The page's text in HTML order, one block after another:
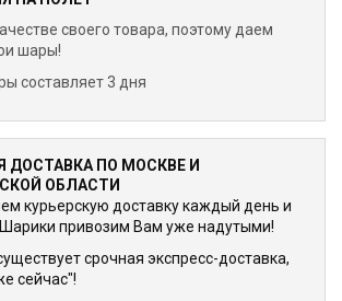
своего товара, поэтому даем
шары!
составляет 3 дня
ДОСТАВКА ПО МОСКВЕ И
ОБЛАСТИ
курьерскую доставку каждый день и
Шарики привозим Вам уже надутыми!
срочная экспресс-доставка,
сейчас"!